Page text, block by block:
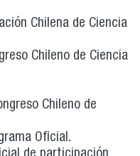
Chilena de Ciencia
Chileno de Ciencia
Chileno de
Oficial.